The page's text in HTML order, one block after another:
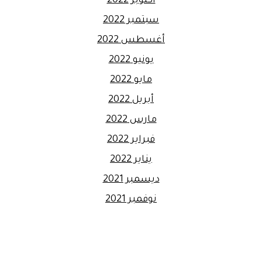
سبتمبر 2022
أغسطس 2022
يونيو 2022
مايو 2022
أبريل 2022
مارس 2022
فبراير 2022
يناير 2022
ديسمبر 2021
نوفمبر 2021